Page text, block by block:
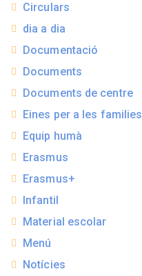
Circulars
dia a dia
Documentació
Documents
Documents de centre
Eines per a les families
Equip humà
Erasmus
Erasmus+
Infantil
Material escolar
Menú
Notícies